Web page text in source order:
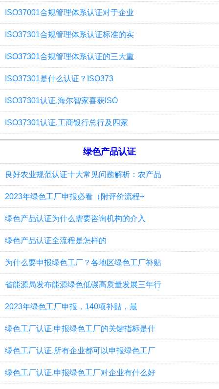
ISO37001合规管理体系认证对于企业
ISO37301合规管理体系认证标准的实
ISO37301合规管理体系认证的三大重
ISO37301是什么认证？ISO373
ISO37301认证,海尔智家喜获ISO
ISO37301认证,工商银行总行及四家
绿色产品认证
良好农业规范认证十大常见问题解析：农产品
2023年绿色工厂申报必看（附评价流程+
绿色产品认证为什么需要咨询机构的介入
绿色产品认证全流程是怎样的
为什么要申报绿色工厂？各地区绿色工厂补贴
省能源局发布能源绿色低碳高质量发展三年行
2023年绿色工厂申报，140项补贴，最
绿色工厂认证,申报绿色工厂的关键指标是什
绿色工厂认证,所有企业都可以申报绿色工厂
绿色工厂认证,申报绿色工厂对企业有什么好